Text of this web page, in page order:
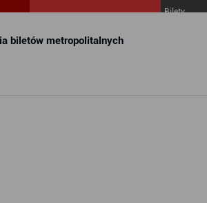
biletów metropolitalnych
Bilety